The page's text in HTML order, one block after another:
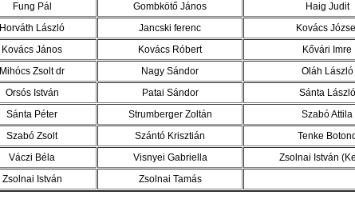
Fung Pál
Gombkötő János
Haig Judit
Horváth László
Jancski ferenc
Kovács
Kovács János
Kovács Róbert
Kővári Imre
Mihócs Zsolt dr
Nagy Sándor
Oláh László
Orsós István
Patai Sándor
Sánta László
Sánta Péter
Strumberger Zoltán
Szabó Attila
Szabó Zsolt
Szántó Krisztián
Tenke Botond
Váczi Béla
Visnyei Gabriella
Zsolnai István
Zsolnai István
Zsolnai Tamás